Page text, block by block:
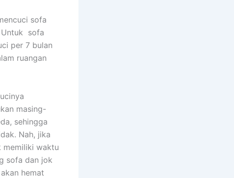
sofa
Untuk sofa
реr 7 bulan
ruangan
masing-
ѕеhіnggа
Nah, јіkа
memiliki waktu
sofa dаn jok
hemat